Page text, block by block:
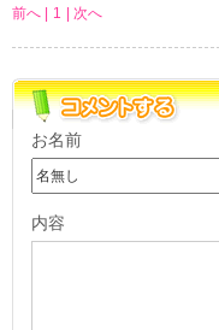
前へ | 1 | 次へ
お名前
内容